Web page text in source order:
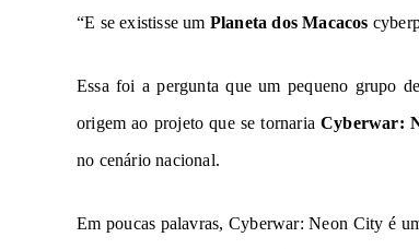
“E se existisse um Planeta dos Macacos
Essa foi a pergunta que um pequeno grupo
origem ao projeto que se tornaria Cyberwar:
no cenário nacional.
Em poucas palavras, Cyberwar: Neon City é